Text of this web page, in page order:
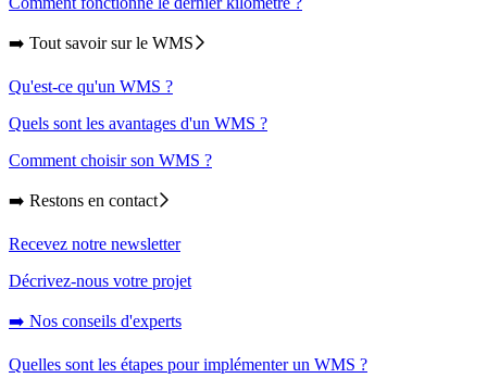
➡️ Tout savoir sur le WMS
Qu'est-ce qu'un WMS ?
Quels sont les avantages d'un WMS ?
Comment choisir son WMS ?
➡️ Restons en contact
Recevez notre newsletter
Décrivez-nous votre projet
➡️ Nos conseils d'experts
Quelles sont les étapes pour implémenter un WMS ?